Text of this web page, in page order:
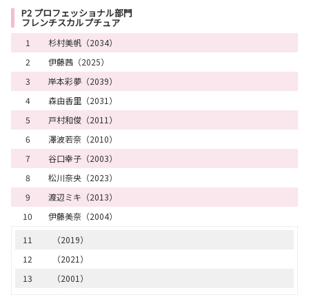
16
（1012）
17
（1017）
18
（1013）
19
（1010）
20
（1007）
21
（1019）
22
（1023）
23
（1008）
24
（1002）
25
（1001）
26
（1021）
27
（1029）
28
（1028）
P2 プロフェッショナル部門
フレンチスカルプチュア
1
杉村美帆（2034）
2
伊藤茜（2025）
3
岸本彩夢（2039）
4
森由香里（2031）
5
戸村和俊（2011）
6
澤波若奈（2010）
7
谷口幸子（2003）
8
松川奈央（2023）
9
渡辺ミキ（2013）
10
伊藤美奈（2004）
11
（2019）
12
（2021）
13
（2001）